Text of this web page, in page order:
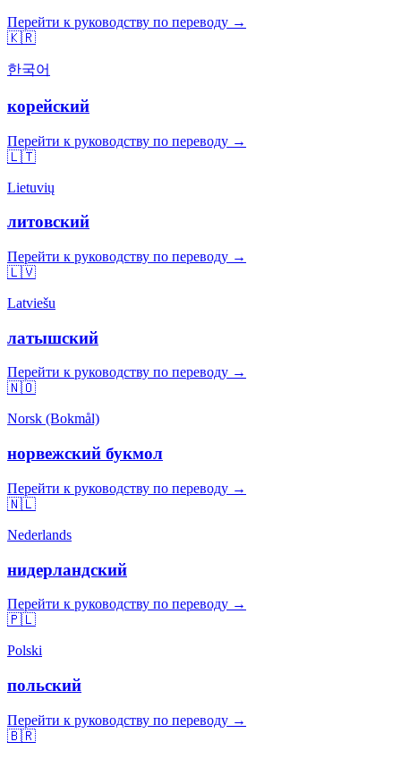
Перейти к руководству по переводу →
🇰🇷
한국어
корейский
Перейти к руководству по переводу →
🇱🇹
Lietuvių
литовский
Перейти к руководству по переводу →
🇱🇻
Latviešu
латышский
Перейти к руководству по переводу →
🇳🇴
Norsk (Bokmål)
норвежский букмол
Перейти к руководству по переводу →
🇳🇱
Nederlands
нидерландский
Перейти к руководству по переводу →
🇵🇱
Polski
польский
Перейти к руководству по переводу →
🇧🇷